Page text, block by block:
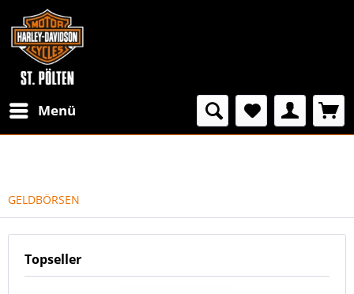
Menü
GELDBÖRSEN
Topseller